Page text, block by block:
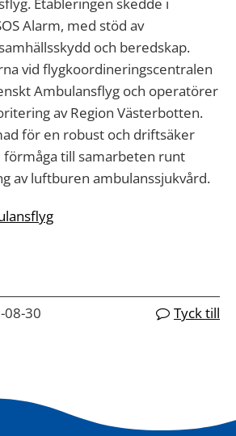
Alarm, med stöd av
och beredskap.
vid flygkoordineringscentralen
Ambulansflyg och operatörer
av Region Västerbotten.
för en robust och driftsäker
till samarbeten runt
av luftburen ambulanssjukvård.
08-30 Tyck till